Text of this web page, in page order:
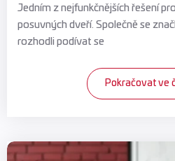
Jedním z nejfunkčnějších řešení
posuvných dveří. Společně se
rozhodli podívat se
Pokračovat ve